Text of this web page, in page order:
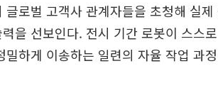
로벌 고객사 관계자들을 초청해 실
을 선보인다. 전시 기간 로봇이 스스
하게 이송하는 일련의 자율 작업 과